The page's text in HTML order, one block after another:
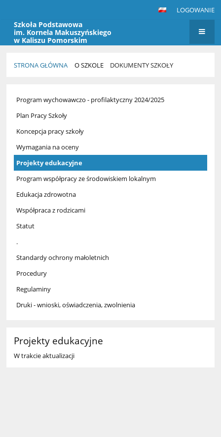
LOGOWANIE
Szkoła Podstawowa
im. Kornela Makuszyńskiego
w Kaliszu Pomorskim
STRONA GŁÓWNA O SZKOLE DOKUMENTY SZKOŁY
szkoły
Program wychowawczo - profilaktyczny 2024/2025
Plan Pracy Szkoły
Koncepcja pracy szkoły
Wymagania na oceny
Projekty edukacyjne
Program współpracy ze środowiskiem lokalnym
Edukacja zdrowotna
Współpraca z rodzicami
Statut
.
Standardy ochrony małoletnich
Procedury
Regulaminy
Druki - wnioski, oświadczenia, zwolnienia
Projekty edukacyjne
W trakcie aktualizacji